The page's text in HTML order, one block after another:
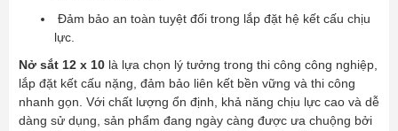
Đảm bảo an toàn tuyệt đối trong lắp đặt hệ kết cấu chịu
lực.
Nở sắt 12 x 10 là lựa chọn lý tưởng trong thi công công nghiệp,
lắp đặt kết cấu nặng, đảm bảo liên kết bền vững và thi công
nhanh gọn. Với chất lượng ổn định, khả năng chịu lực cao và dễ
dàng sử dụng, sản phẩm đang ngày càng được ưa chuộng bởi